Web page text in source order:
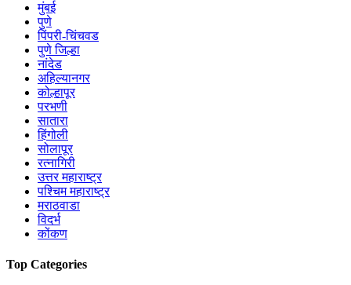
मुंबई
पुणे
पिंपरी-चिंचवड
पुणे जिल्हा
नांदेड
अहिल्यानगर
कोल्हापूर
परभणी
सातारा
हिंगोली
सोलापूर
रत्नागिरी
उत्तर महाराष्ट्र
पश्चिम महाराष्ट्र
मराठवाडा
विदर्भ
कोंकण
Top Categories